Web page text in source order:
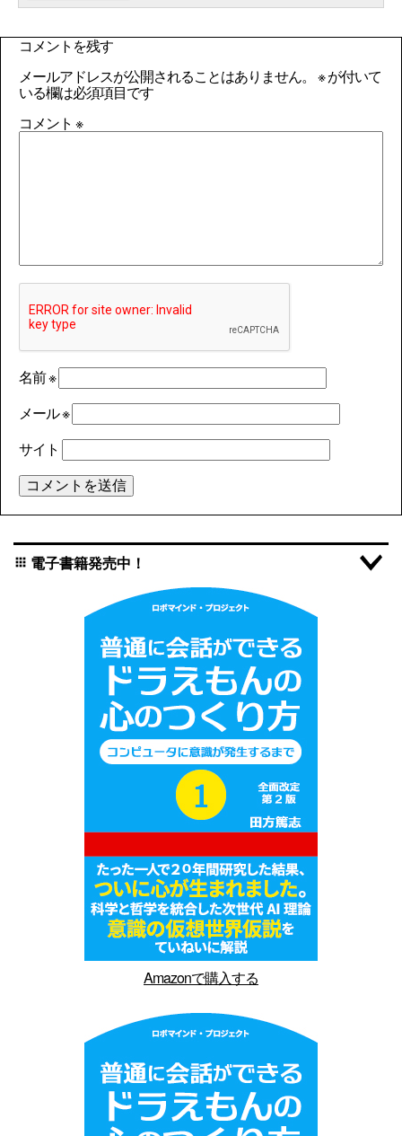
コメントを残す
メールアドレスが公開されることはありません。 ※が付いて
いる欄は必須項目です
コメント ※
名前※
メール※
サイト
apps 電子書籍発売中！
Amazonで購入する